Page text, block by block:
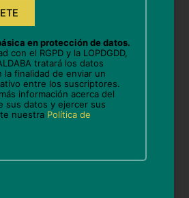
correo electrónico y web en
en protección de datos.
con el RGPD y la LOPDGDD,
tratará los datos
la finalidad de enviar un
entre los suscriptores.
información acerca del
sus datos y ejercer sus
nuestra Política de